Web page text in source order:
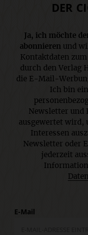
DER
Ja, ich möchte
abonnierenund
Kontaktdaten
durch den Verlag
die E-Mail-
Ich bin
Newsletter und
ausgewertet wird,
Interessen
Newsletter oder
jederzeit
E-Mail